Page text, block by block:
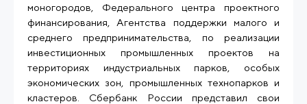
моногородов, Федерального центра проектного
финансирования, Агентства поддержки малого и
среднего предпринимательства, по реализации
инвестиционных промышленных проектов на
территориях индустриальных парков, особых
экономических зон, промышленных технопарков и
кластеров. Сбербанк России представил свои